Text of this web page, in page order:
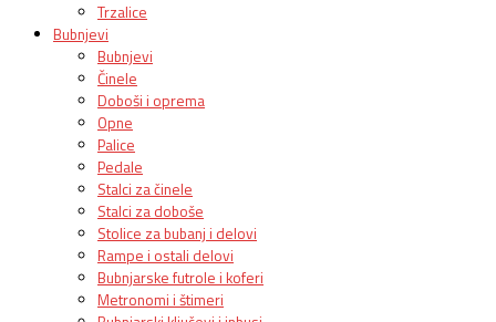
Trzalice
Bubnjevi
Bubnjevi
Činele
Doboši i oprema
Opne
Palice
Pedale
Stalci za činele
Stalci za doboše
Stolice za bubanj i delovi
Rampe i ostali delovi
Bubnjarske futrole i koferi
Metronomi i štimeri